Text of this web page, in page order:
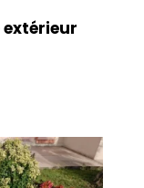
extérieur